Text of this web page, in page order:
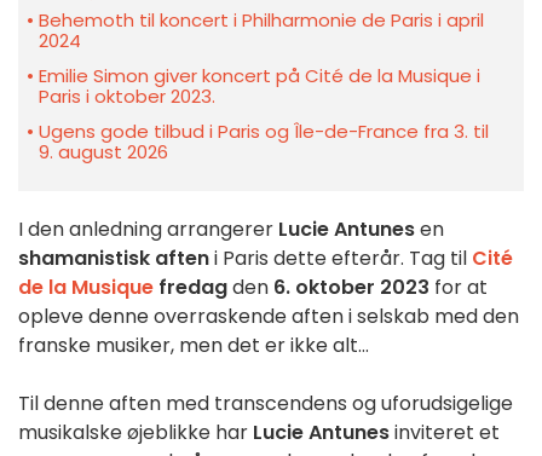
Behemoth til koncert i Philharmonie de Paris i april
2024
Emilie Simon giver koncert på Cité de la Musique i
Paris i oktober 2023.
Ugens gode tilbud i Paris og Île-de-France fra 3. til
9. august 2026
I den anledning arrangerer Lucie Antunesen
shamanistisk afteni Paris dette efterår. Tag til Cité
de la Musique fredagden 6. oktober 2023 for at
opleve denne overraskende aften i selskab med den
franske musiker, men det er ikke alt...
Til denne aften med transcendens og uforudsigelige
musikalske øjeblikke har Lucie Antunesinviteret et